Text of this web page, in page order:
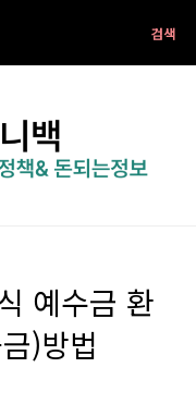
예수금 환
)방법